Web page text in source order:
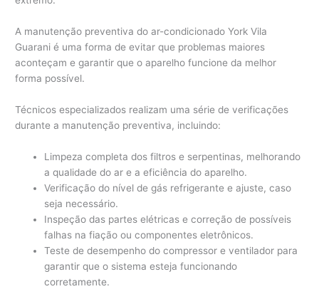
A manutenção preventiva do ar-condicionado York Vila
Guarani é uma forma de evitar que problemas maiores
aconteçam e garantir que o aparelho funcione da melhor
forma possível.
Técnicos especializados realizam uma série de verificações
durante a manutenção preventiva, incluindo:
Limpeza completa dos filtros e serpentinas, melhorando
a qualidade do ar e a eficiência do aparelho.
Verificação do nível de gás refrigerante e ajuste, caso
seja necessário.
Inspeção das partes elétricas e correção de possíveis
falhas na fiação ou componentes eletrônicos.
Teste de desempenho do compressor e ventilador para
garantir que o sistema esteja funcionando
corretamente.